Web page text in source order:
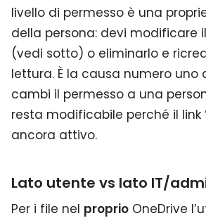
livello di permesso è una
della persona: devi modificare
(vedi sotto) o eliminarlo e
lettura. È la causa numero uno
cambi il permesso a una
resta modificabile perché il link
ancora attivo.
Lato utente vs lato IT/
Per i file nel proprio OneDrive